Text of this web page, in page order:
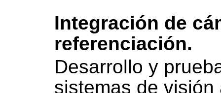
Integración de
referenciación.
Desarrollo y
sistemas de